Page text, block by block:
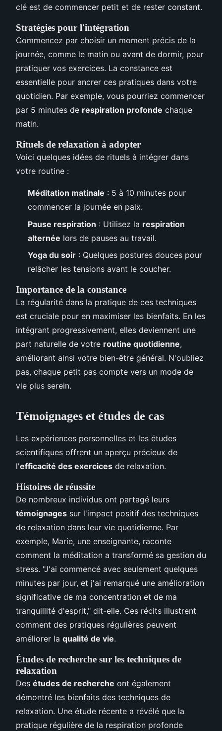
clé est de commencer petit et de rester constant.
Stratégies pour l'intégration
Commencez par choisir un moment précis de la
journée, comme le matin ou avant de dormir, pour
pratiquer vos exercices. La constance est
essentielle pour ancrer ces pratiques dans votre
quotidien. Par exemple, vous pourriez commencer
par 5 minutes de respiration profonde chaque
matin.
Rituels de relaxation à adopter
Voici quelques idées de rituels à intégrer dans
votre routine :
Méditation matinale : 5 à 10 minutes pour
commencer la journée en paix.
Pause respiration : Utilisez la respiration
alternée lors de pauses au travail.
Yoga du soir : Quelques postures douces pour
relâcher les tensions avant le coucher.
Importance de la constance
La régularité dans la pratique de ces techniques
est cruciale pour en maximiser les bienfaits. En les
intégrant progressivement, elles deviennent une
part naturelle de votre routine quotidienne,
améliorant ainsi votre bien-être général. N'oubliez
pas, chaque petit pas compte vers un mode de
vie plus serein.
Témoignages et études de cas
Les expériences personnelles et les études
scientifiques offrent un aperçu précieux de
l'efficacité des exercices de relaxation.
Histoires de réussite
De nombreux individus ont partagé leurs
témoignages sur l'impact positif des techniques
de relaxation dans leur vie quotidienne. Par
exemple, Marie, une enseignante, raconte
comment la méditation a transformé sa gestion du
stress. "J'ai commencé avec seulement quelques
minutes par jour, et j'ai remarqué une amélioration
significative de ma concentration et de ma
tranquillité d'esprit," dit-elle. Ces récits illustrent
comment des pratiques régulières peuvent
améliorer la qualité de vie.
Études de recherche sur les techniques de
relaxation
Des études de recherche ont également
démontré les bienfaits des techniques de
relaxation. Une étude récente a révélé que la
pratique régulière de la respiration profonde